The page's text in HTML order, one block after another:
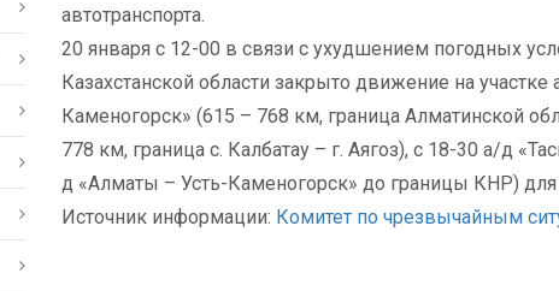
автотранспорта.
20 января с 12-00 в связи с ухудшением погодных
Казахстанской области закрыто движение на
Каменогорск» (615 – 768 км, граница Алматинской
778 км, граница с. Калбатау – г. Аягоз), с 18-30 а/д
д «Алматы – Усть-Каменогорск» до границы КНР) для
Источник информации: Комитет по чрезвычайным